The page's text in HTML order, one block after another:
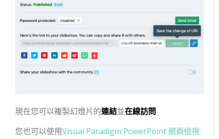
現在您可以複製幻燈片的連結並在線訪問
您也可以使用Visual Paradigm PowerPoint 網頁檢視